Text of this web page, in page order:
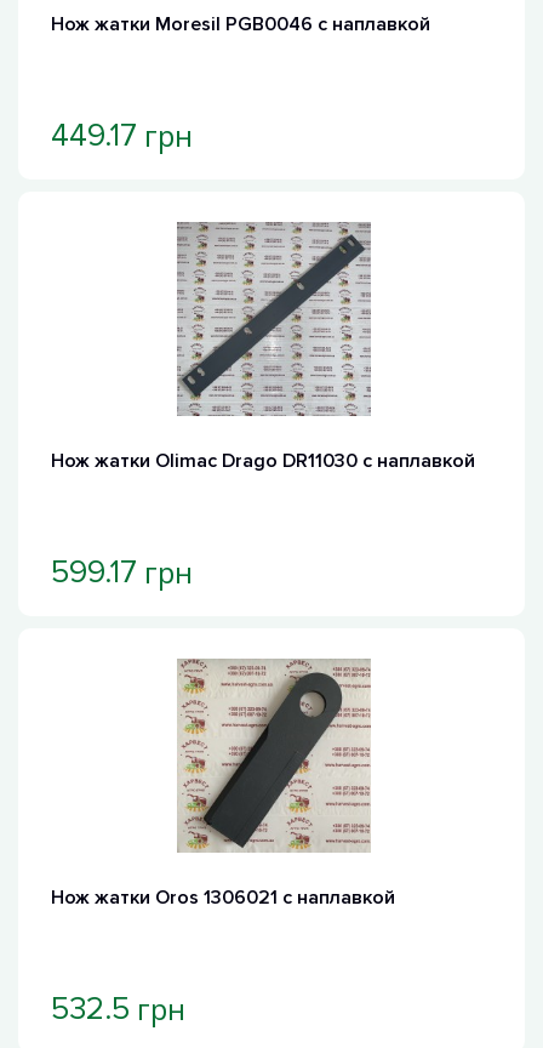
Нож жатки Moresil PGB0046 с наплавкой
449.17 грн
Нож жатки Olimac Drago DR11030 с наплавкой
599.17 грн
Нож жатки Oros 1306021 с наплавкой
532.5 грн